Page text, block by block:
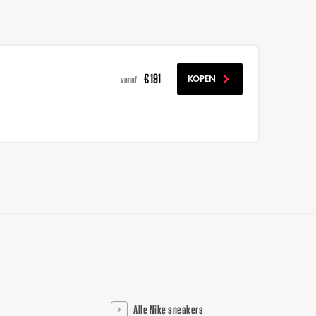
vanaf € 191 KOPEN
Alle Nike sneakers